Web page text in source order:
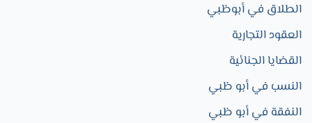
الطلاق في أبوظبي
العقود التجارية​
القضايا الجنائية
النسب في أبو ظبي
النفقة في أبو ظبي